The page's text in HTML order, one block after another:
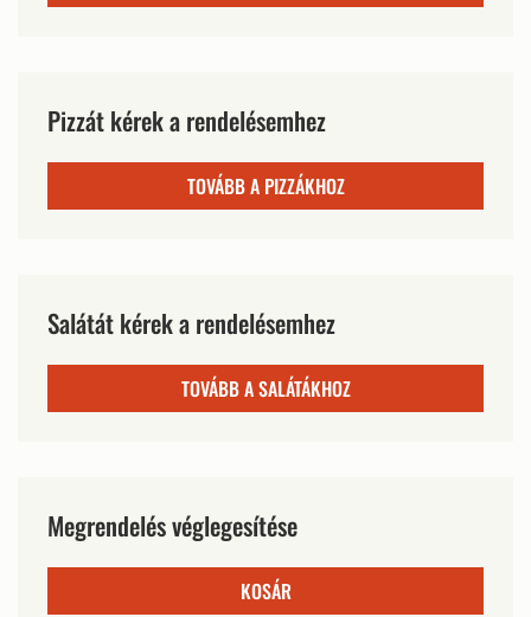
Pizzát kérek a rendelésemhez
TOVÁBB A PIZZÁKHOZ
Salátát kérek a rendelésemhez
TOVÁBB A SALÁTÁKHOZ
Megrendelés véglegesítése
KOSÁR